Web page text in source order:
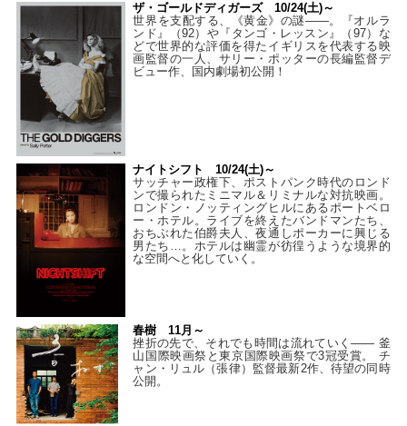
ザ・ゴールドディガーズ 10/24(土)～
世界を支配する、《黄金》の謎――。『オルラ
ンド』（92）や『タンゴ・レッスン』（97）な
どで世界的な評価を得たイギリスを代表する映
画監督の一人、サリー・ポッターの長編監督デ
ビュー作、国内劇場初公開！
ナイトシフト 10/24(土)～
サッチャー政権下、ポストパンク時代のロンド
ンで撮られたミニマル＆リミナルな対抗映画。
ロンドン・ノッティングヒルにあるポートベロ
ー・ホテル。ライブを終えたバンドマンたち、
おちぶれた伯爵夫人、夜通しポーカーに興じる
男たち…。ホテルは幽霊が彷徨うような境界的
な空間へと化していく。
春樹 11月～
挫折の先で、それでも時間は流れていく—— 釜
山国際映画祭と東京国際映画祭で3冠受賞。 チ
ャン・リュル（張律）監督最新2作、待望の同時
公開。